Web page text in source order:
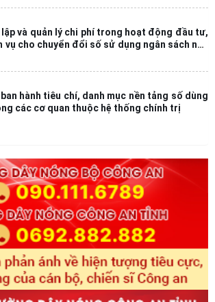
và quản lý chi phí trong hoạt động đầu tư,
vụ cho chuyển đổi số sử dụng ngân sách nhà
hành tiêu chí, danh mục nền tảng số dùng
các cơ quan thuộc hệ thống chính trị